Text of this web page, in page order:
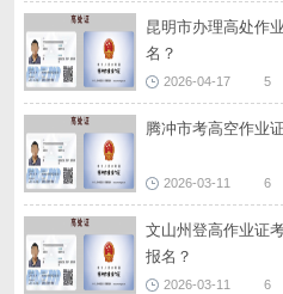
昆明市办理高处作
名？
2026-04-17 5
腾冲市考高空作业
2026-03-11 6
文山州登高作业证
报名？
2026-03-11 6